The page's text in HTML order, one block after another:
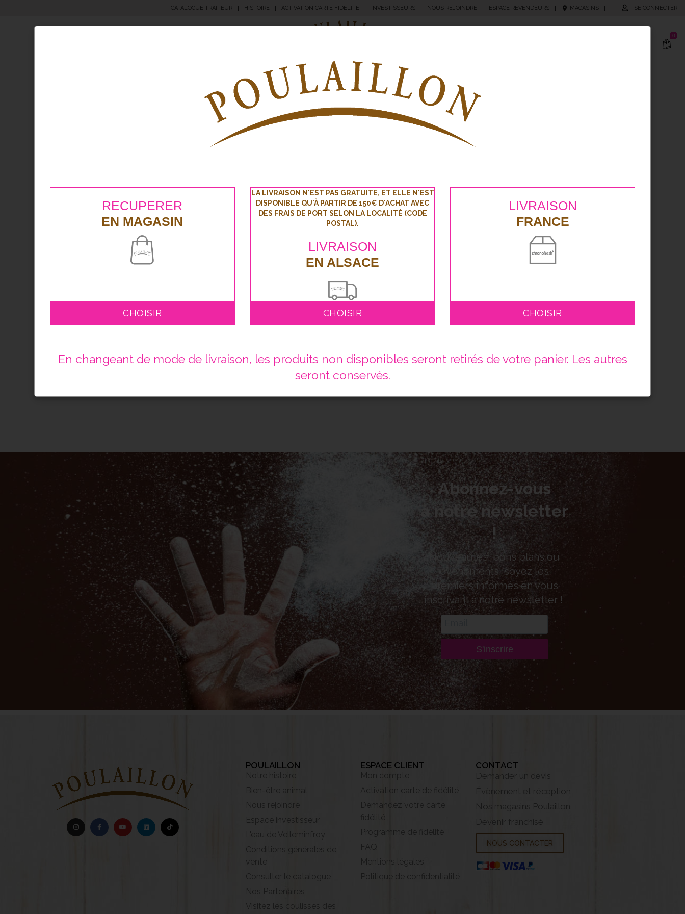
CATALOGUE TRAITEUR | HISTOIRE | ACTIVATION CARTE FIDÉLITÉ | INVESTISSEURS | NOUS REJOINDRE | ESPACE REVENDEURS | MAGASINS | SE CONNECTER
0
Pâtisserie Apéritifs Traiteur
Mini-Moricette® nature
Abonnez-vous
à notre newsletter
!
Nouveautés, bons plans ou
événements, soyez les
premiers informés en vous
inscrivant à notre newsletter !
S'inscrire
POULAILLON
Notre histoire
Bien-être animal
Nous rejoindre
Espace investisseur
L'eau de Velleminfroy
Conditions générales de
vente
Consulter le catalogue
Nos Partenaires
Visitez les coulisses des
ESPACE CLIENT
Mon compte
Activation carte de fidélité
Demandez votre carte
fidélité
Programme de fidélité
FAQ
Mentions légales
Politique de confidentialité
CONTACT
Demander un devis
Évènement et réception
Nos magasins Poulaillon
Devenir franchisé
NOUS CONTACTER
RECUPERER
EN MAGASIN
CHOISIR
LA LIVRAISON N'EST PAS GRATUITE, ET ELLE N'EST
DISPONIBLE QU'À PARTIR DE 150€ D'ACHAT AVEC
DES FRAIS DE PORT SELON LA LOCALITÉ (CODE
POSTAL).
LIVRAISON
EN ALSACE
CHOISIR
LIVRAISON
FRANCE
CHOISIR
En changeant de mode de livraison, les produits non disponibles seront retirés de votre panier. Les autres
seront conservés.